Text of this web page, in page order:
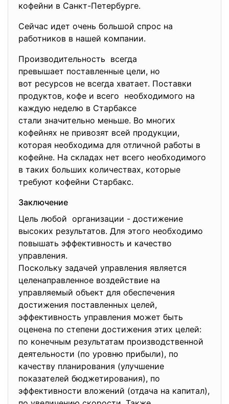
кофейни в Санкт-Петербурге.
Сейчас идет очень большой спрос на
работников в нашей компании.
Производительность всегда
превышает поставленные цели, но
вот ресурсов не всегда хватает. Поставки
продуктов, кофе и всего необходимого на
каждую неделю в Старбаксе
стали значительно меньше. Во многих
кофейнях не привозят всей продукции,
которая необходима для отличной работы в
кофейне. На складах нет всего необходимого
в таких больших количествах, которые
требуют кофейни Старбакс.
Заключение
Цель любой организации - достижение
высоких результатов. Для этого необходимо
повышать эффективность и качество
управления.
Поскольку задачей управления является
целенаправленное воздействие на
управляемый объект для обеспечения
достижения поставленных целей,
эффективность управления может быть
оценена по степени достижения этих целей:
по конечным результатам производственной
деятельности (по уровню прибыли), по
качеству планирования (улучшение
показателей бюджетирования), по
эффективности вложений (отдача на капитал),